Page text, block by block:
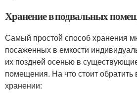
Хранение в подвальных
Самый простой способ хранения
посаженных в емкости
их поздней осенью в
помещения. На что стоит
хранении: